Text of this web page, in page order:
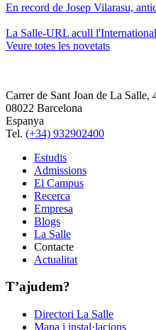
En record de Josep Vilarasu,
La Salle-URL acull
Veure totes les novetats
Carrer de Sant Joan de La Salle,
08022 Barcelona
Espanya
Tel. (+34) 932902400
Estudis
Admissions
El Campus
Recerca
Empresa
Blogs
La Salle
Contacte
Actualitat
T’ajudem?
Directori La Salle
Mapa i instal·lacions